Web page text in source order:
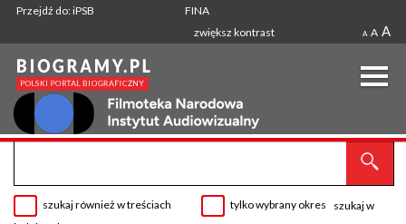
Przejdź do: iPSB
FINA
zwiększ kontrast
A A A
szukaj również w treściach tylko wybrany okres
szukaj w